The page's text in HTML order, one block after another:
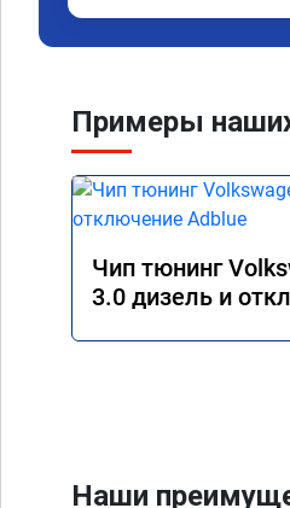
Примеры
Чип тюнинг
3.0 дизель и
Наши